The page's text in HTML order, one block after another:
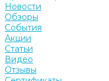
Новости
Обзоры
События
Акции
Статьи
Видео
Отзывы